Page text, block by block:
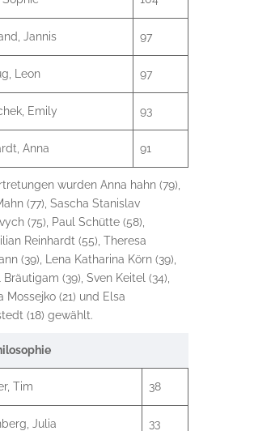
Jannis 97
Leon 97
Emily 93
Anna 91
wurden Anna hahn (79),
(77), Sascha Stanislav
(75), Paul Schütte (58),
Reinhardt (55), Theresa
(39), Lena Katharina Körn (39),
Bräutigam (39), Sven Keitel (34),
Mossejko (21) und Elsa
(18) gewählt.
Tim 38
Julia 33